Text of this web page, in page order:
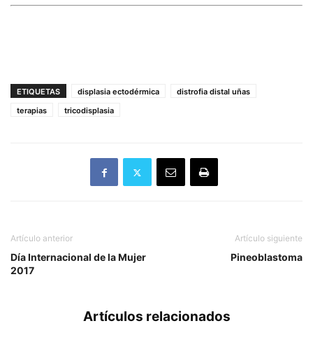
ETIQUETAS displasia ectodérmica
distrofia distal uñas
terapias
tricodisplasia
Artículo anterior
Día Internacional de la Mujer
2017
Artículo siguiente
Pineoblastoma
Artículos relacionados